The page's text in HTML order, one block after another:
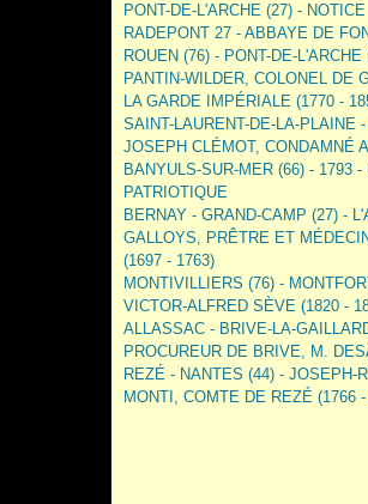
PONT-DE-L'ARCHE (27) - NOTICE
RADEPONT 27 - ABBAYE DE
ROUEN (76) - PONT-DE-
PANTIN-WILDER, COLONEL DE
LA GARDE IMPÉRIALE (1770 -
SAINT-LAURENT-DE-LA-PLAINE
JOSEPH CLÉMOT, CONDAMNÉ
BANYULS-SUR-MER (66) - 1793
PATRIOTIQUE
BERNAY - GRAND-CAMP (27) -
GALLOYS, PRÊTRE ET
(1697 - 1763)
MONTIVILLIERS (76) -
VICTOR-ALFRED SÈVE (1820 -
ALLASSAC - BRIVE-LA-
PROCUREUR DE BRIVE, M.
REZÉ - NANTES (44) - JOSEPH-
MONTI, COMTE DE REZÉ (1766